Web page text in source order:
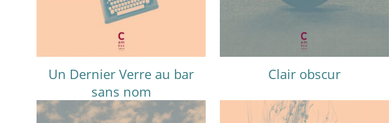
Un Dernier Verre au bar
sans nom
Clair obscur